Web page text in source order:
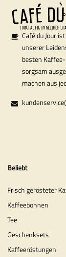
Café du Jour
unserer
besten
sorgsam
machen aus
Beliebt
Frisch gerösteter
Kaffeebohnen
Tee
Geschenksets
Kaffeeröstungen